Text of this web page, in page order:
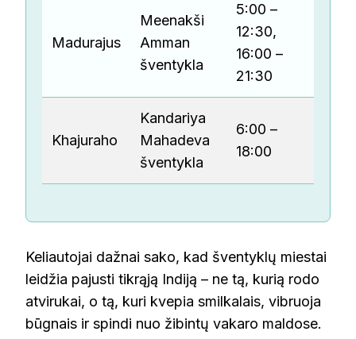
Madurajus
Meenakši
Amman
šventykla
5:00 –
12:30,
16:00 –
21:30
Khajuraho
Kandariya
Mahadeva
šventykla
6:00 –
18:00
Keliautojai dažnai sako, kad šventyklų miestai
leidžia pajusti tikrąją Indiją – ne tą, kurią rodo
atvirukai, o tą, kuri kvepia smilkalais, vibruoja
būgnais ir spindi nuo žibintų vakaro maldose.